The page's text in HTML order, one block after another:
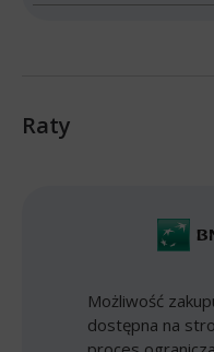
Raty
Możliwość
dostępna na